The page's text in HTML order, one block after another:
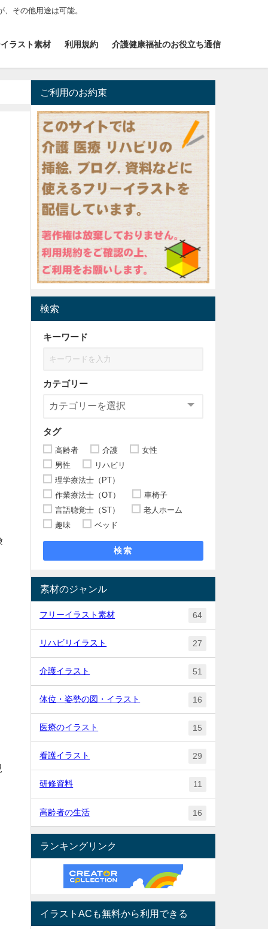
その他用途は可能。
ラスト素材 利用規約 介護健康福祉のお役立ち通信
ご利用のお約束
検索
キーワード
カテゴリー
タグ
高齢者 介護
女性
男性
リハビリ
理学療法士（PT）
作業療法士（OT）
車椅子
言語聴覚士（ST）
老人ホーム
趣味
ベッド
検索
素材のジャンル
フリーイラスト素材 64
リハビリイラスト 27
介護イラスト 51
体位・姿勢の図・イラスト 16
医療のイラスト 15
看護イラスト 29
研修資料 11
高齢者の生活 16
ランキングリンク
イラストACも無料から利用できる